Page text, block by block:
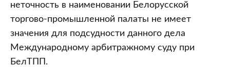
неточность в наименовании Белорусской
торгово-промышленной палаты не имеет
значения для подсудности данного дела
Международному арбитражному суду при
БелТПП.